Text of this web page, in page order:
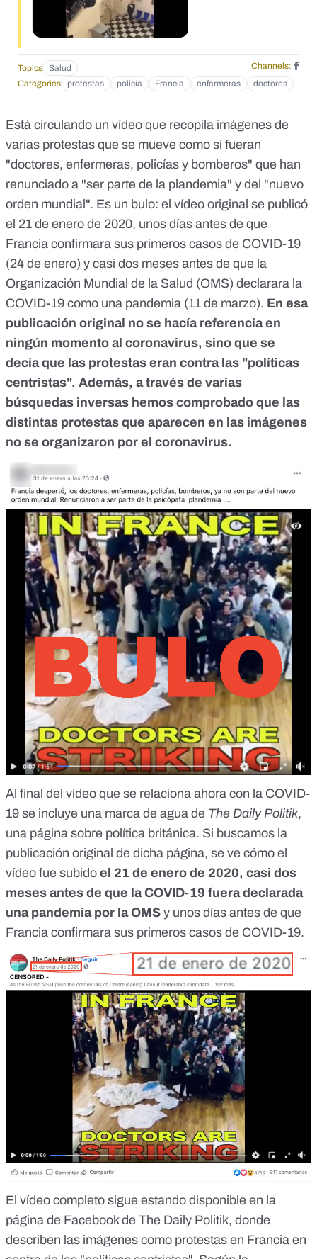
Topics Salud
Channels:
Categories
protestas policía Francia enfermeras doctores
Está circulando un vídeo que recopila imágenes de
varias protestas que se mueve como si fueran
"doctores, enfermeras, policías y bomberos" que han
renunciado a "ser parte de la plandemia" y del "nuevo
orden mundial". Es un bulo: el vídeo original se publicó
el 21 de enero de 2020, unos días antes de que
Francia confirmara sus primeros casos de COVID-19
(24 de enero) y casi dos meses antes de que la
Organización Mundial de la Salud (OMS) declarara la
COVID-19 como una pandemia (11 de marzo). En esa
publicación original no se hacía referencia en
ningún momento al coronavirus, sino que se
decía que las protestas eran contra las "políticas
centristas". Además, a través de varias
búsquedas inversas hemos comprobado que las
distintas protestas que aparecen en las imágenes
no se organizaron por el coronavirus.
Al final del vídeo que se relaciona ahora con la COVID-
19 se incluye una marca de agua de The Daily Politik,
una página sobre política británica. Si buscamos la
publicación original de dicha página, se ve cómo el
vídeo fue subido el 21 de enero de 2020, casi dos
meses antes de que la COVID-19 fuera declarada
una pandemia por la OMS y unos días antes de que
Francia confirmara sus primeros casos de COVID-19.
El vídeo completo sigue estando disponible en la
página de Facebook de The Daily Politik, donde
describen las imágenes como protestas en Francia en